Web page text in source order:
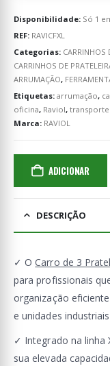
Disponibilidade: Só 1
REF: RAVICFXL
Categorias: CARRINHOS
CARRINHOS DE
ARRUMAÇÃO,
Etiquetas: arrumação,
oficina, Raviol, transporte
Marca: RAVIOL
ADICIONAR
DESCRIÇÃO
✓ OCarro de 3
para profissionais
organização
e unidades
✓ Integrado na linha
sua elevada